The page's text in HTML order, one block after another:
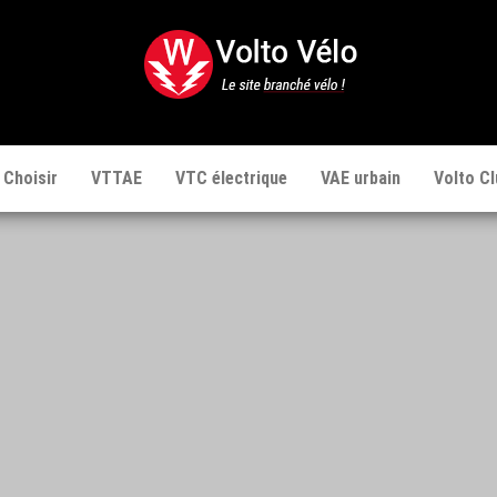
Vélo
Choisir VTTAE VTC électrique VAE urbain Volto